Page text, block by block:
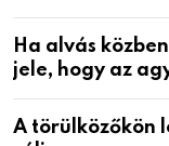
Ha alvás
jele, hogy az
A törülközőkön